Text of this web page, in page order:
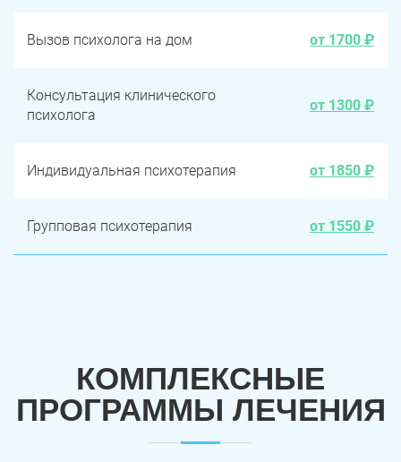
Вызов психолога на дом от 1700 ₽
Консультация клинического
психолога
от 1300 ₽
Индивидуальная психотерапия от 1850 ₽
Групповая психотерапия от 1550 ₽
КОМПЛЕКСНЫЕ
ПРОГРАММЫ ЛЕЧЕНИЯ